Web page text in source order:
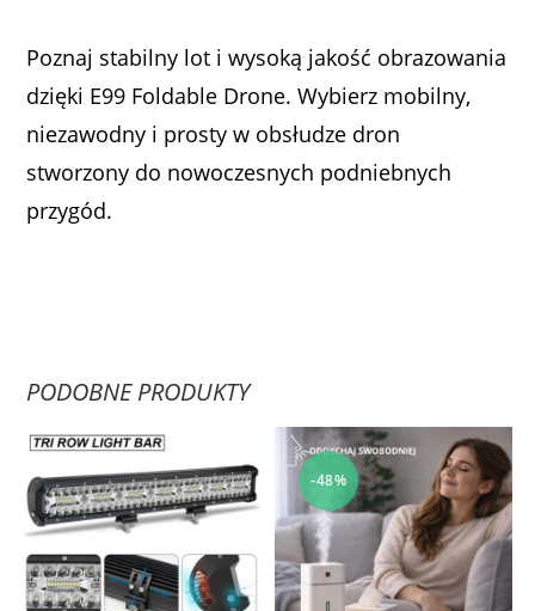
Poznaj stabilny lot i wysoką jakość obrazowania
dzięki E99 Foldable Drone. Wybierz mobilny,
niezawodny i prosty w obsłudze dron
stworzony do nowoczesnych podniebnych
przygód.
PODOBNE PRODUKTY
-48%